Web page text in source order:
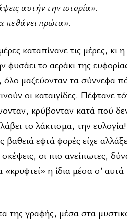
αυτήν την ιστορία».
πεθάνει πρώτα».
καταπίνανε τις μέρες,
το αεράκι της
μαζεύονταν τα σύννεφα
οι καταιγίδες. Πέφτανε
κρύβονταν κατά πού
το λάκτισμα, την
εφτά φορές είχε
οι πιο ανείπωτες,
η ίδια μέσα σ’
της γραφής, μέσα στα